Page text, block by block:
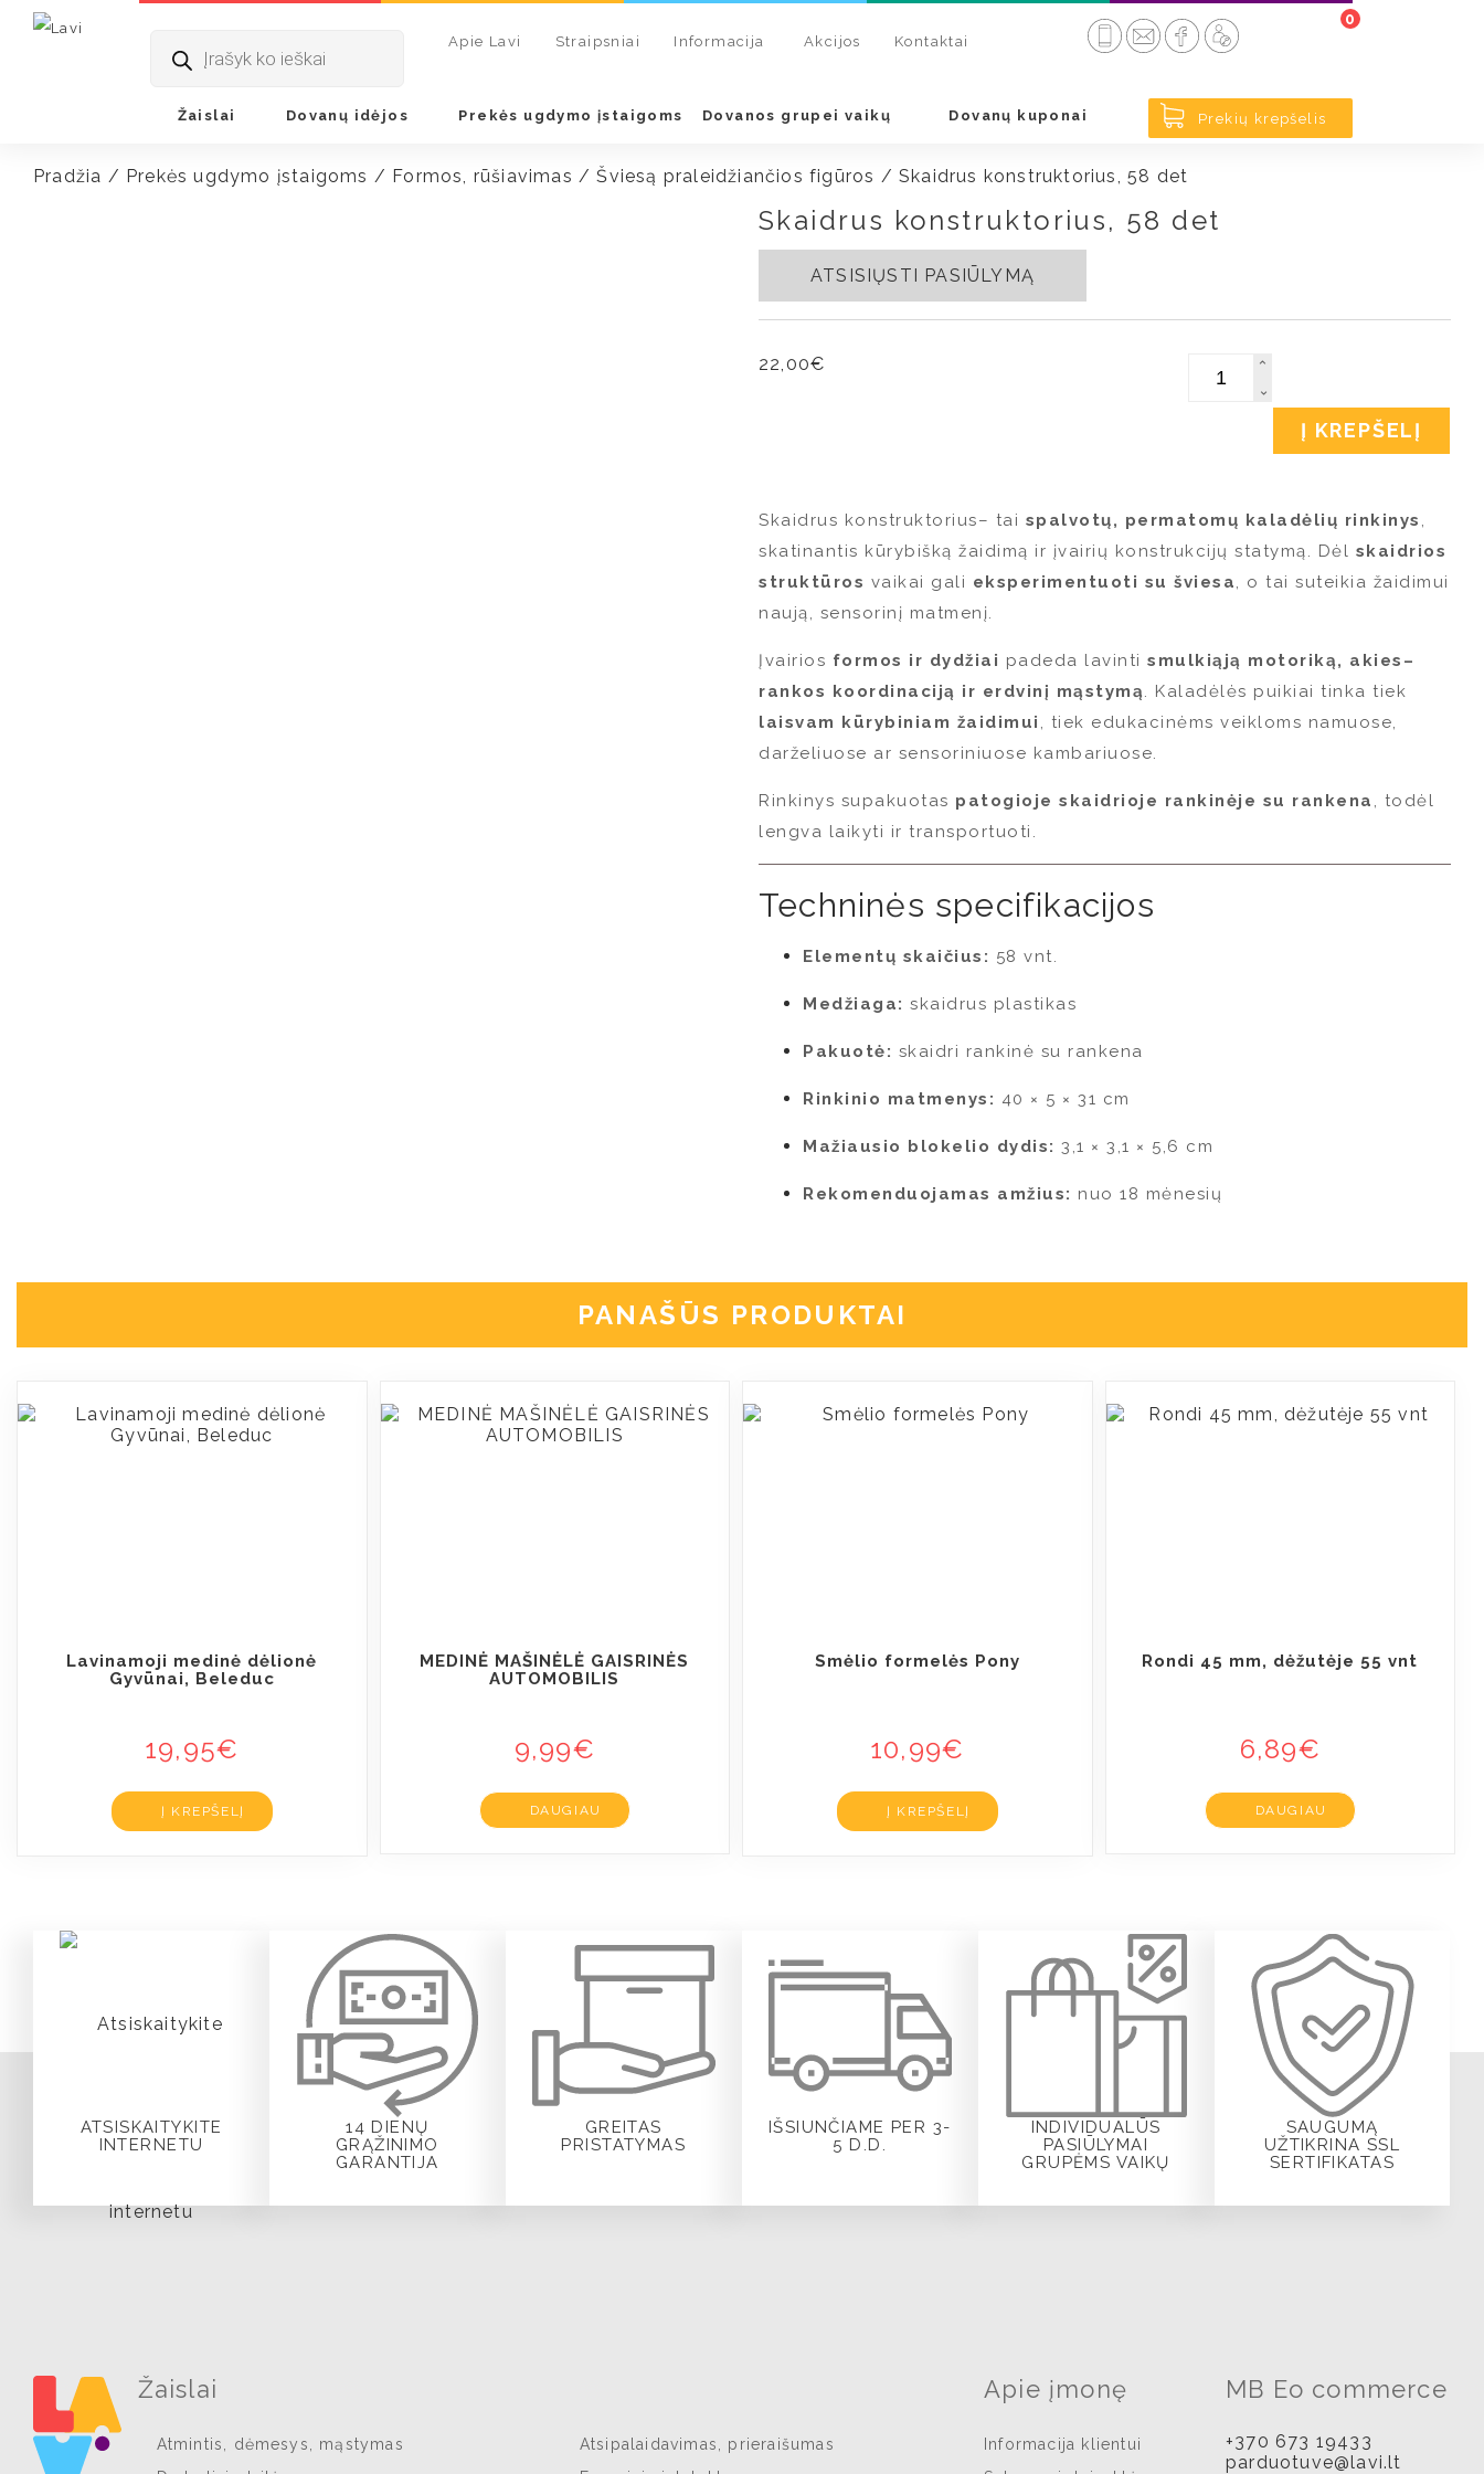
search
Apie Lavi Straipsniai Informacija Akcijos Kontaktai
Prekių krepšelis
0
Žaislai Dovanų idėjos Prekės ugdymo įstaigoms Dovanos grupei vaikų Dovanų kuponai
Pradžia / Prekės ugdymo įstaigoms / Formos, rūšiavimas /Šviesą praleidžiančios figūros / Skaidrus konstruktorius, 58 det
Skaidrus konstruktorius, 58 det
ATSISIŲSTI PASIŪLYMĄ
22,00€
Į KREPŠELĮ
Skaidrus konstruktorius– tai spalvotų, permatomų kaladėlių rinkinys ,
skatinantis kūrybišką žaidimą ir įvairių konstrukcijų statymą. Dėl skaidrios
struktūros vaikai gali eksperimentuoti su šviesa, o tai suteikia žaidimui
naują, sensorinį matmenį.
Įvairios formos ir dydžiai padeda lavinti smulkiąją motoriką, akies–
rankos koordinaciją ir erdvinį mąstymą. Kaladėlės puikiai tinka tiek
laisvam kūrybiniam žaidimui , tiek edukacinėms veikloms namuose,
darželiuose ar sensoriniuose kambariuose.
Rinkinys supakuotas patogioje skaidrioje rankinėje su rankena , todėl
lengva laikyti ir transportuoti.
Techninės specifikacijos
Elementų skaičius: 58 vnt.
Medžiaga: skaidrus plastikas
Pakuotė: skaidri rankinė su rankena
Rinkinio matmenys: 40 × 5 × 31 cm
Mažiausio blokelio dydis: 3,1 × 3,1 × 5,6 cm
Rekomenduojamas amžius: nuo 18 mėnesių
PANAŠŪS PRODUKTAI
Lavinamoji medinė dėlionė
Gyvūnai, Beleduc
19,95€
Į KREPŠELĮ
MEDINĖ MAŠINĖLĖ GAISRINĖS
AUTOMOBILIS
9,99€
DAUGIAU
Smėlio formelės Pony
10,99€
Į KREPŠELĮ
Rondi 45 mm, dėžutėje 55 vnt
6,89€
DAUGIAU
ATSISKAITYKITE
INTERNETU
14 DIENŲ
GRĄŽINIMO
GARANTIJA
GREITAS
PRISTATYMAS
IŠSIUNČIAME PER 3-
5 D.D.
INDIVIDUALŪS
PASIŪLYMAI
GRUPĖMS VAIKŲ
SAUGUMĄ
UŽTIKRINA SSL
SERTIFIKATAS
Žaislai
Atmintis, dėmesys, mąstymas
Atsipalaidavimas, prieraišumas
Apie įmonę
Informacija klientui
MB Eo commerce
+370 673 19433
parduotuve@lavi.lt